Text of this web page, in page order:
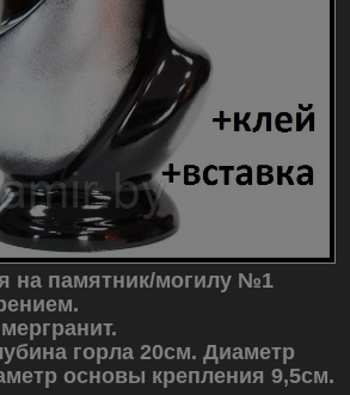
на памятник/могилу №1
горла 20см. Диаметр
основы крепления 9,5см.